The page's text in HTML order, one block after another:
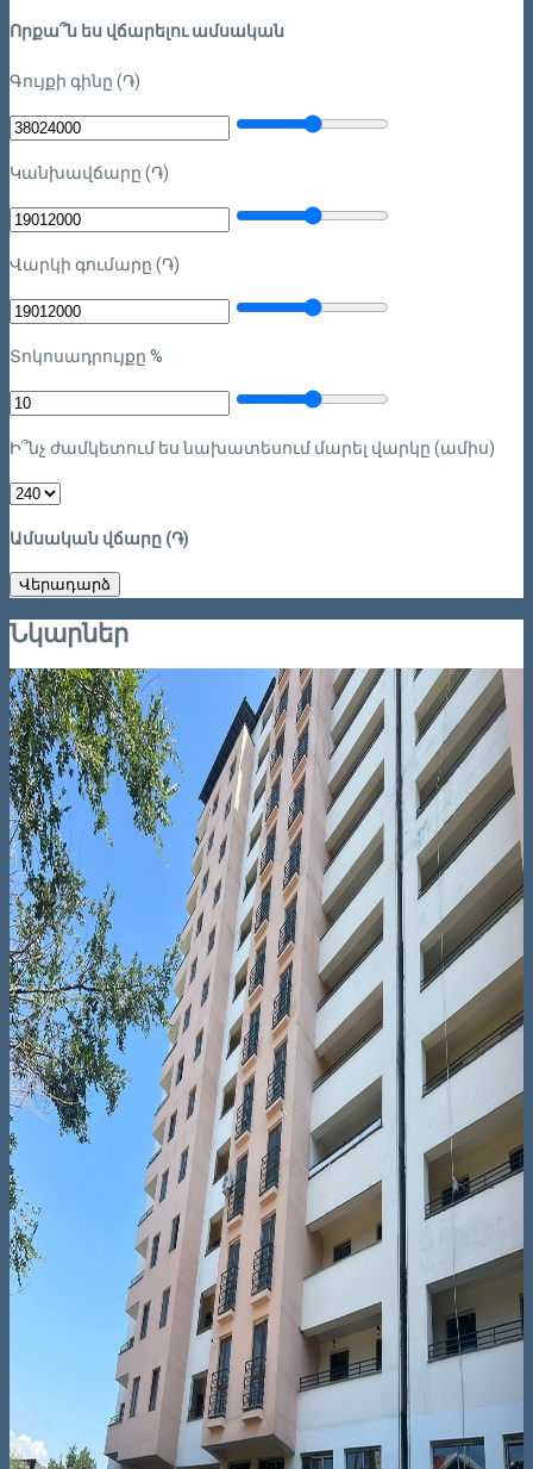
Որքա՞ն ես վճարելու ամսական
Գույքի գինը (֏)
Կանխավճարը (֏)
Վարկի գումարը (֏)
Տոկոսադրույքը %
Ի՞նչ ժամկետում ես նախատեսում մարել վարկը (ամիս)
Ամսական վճարը (֏)
Վերադարձ
Նկարներ